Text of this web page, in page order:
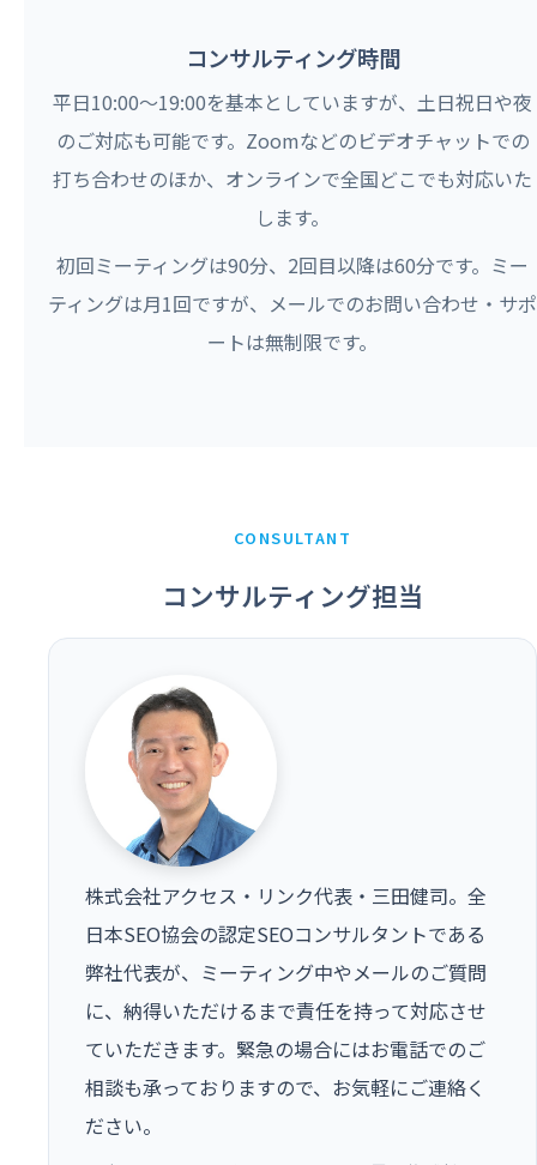
コンサルティング時間
平日10:00〜19:00を基本としていますが、土日祝日や夜
のご対応も可能です。Zoomなどのビデオチャットでの
打ち合わせのほか、オンラインで全国どこでも対応いた
します。
初回ミーティングは90分、2回目以降は60分です。ミー
ティングは月1回ですが、メールでのお問い合わせ・サポ
ートは無制限です。
CONSULTANT
コンサルティング担当
株式会社アクセス・リンク代表・三田健司。全
日本SEO協会の認定SEOコンサルタントである
弊社代表が、ミーティング中やメールのご質問
に、納得いただけるまで責任を持って対応させ
ていただきます。緊急の場合にはお電話でのご
相談も承っておりますので、お気軽にご連絡く
ださい。